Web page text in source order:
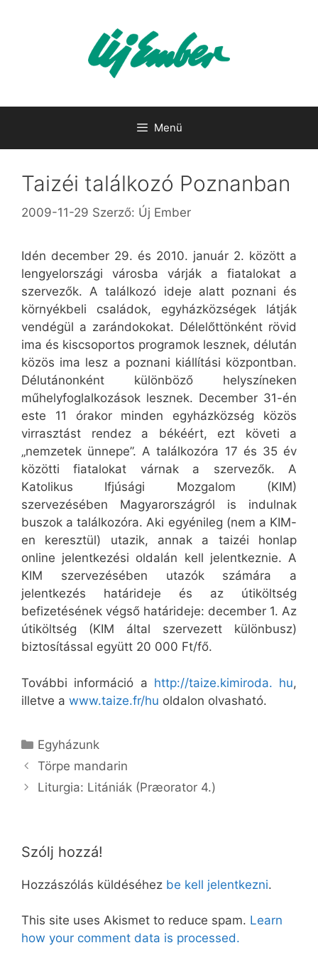
Menü
Taizéi találkozó Poznanban
2009-11-29 Szerző: Új Ember
Idén december 29. és 2010. január 2. között a
lengyelországi városba várják a fiatalokat a
szervezők. A találkozó ideje alatt poznani és
környékbeli családok, egyházközségek látják
vendégül a zarándokokat. Délelőttönként rövid
ima és kiscsoportos programok lesznek, délután
közös ima lesz a poznani kiállítási központban.
Délutánonként különböző helyszíneken
műhelyfoglalkozások lesznek. December 31-én
este 11 órakor minden egyházközség közös
virrasztást rendez a békéért, ezt követi a
„nemzetek ünnepe”. A találkozóra 17 és 35 év
közötti fiatalokat várnak a szervezők. A
Katolikus Ifjúsági Mozgalom (KIM)
szervezésében Magyarországról is indulnak
buszok a találkozóra. Aki egyénileg (nem a KIM-
en keresztül) utazik, annak a taizéi honlap
online jelentkezési oldalán kell jelentkeznie. A
KIM szervezésében utazók számára a
jelentkezés határideje és az útiköltség
befizetésének végső határideje: december 1. Az
útiköltség (KIM által szervezett különbusz)
biztosítással együtt 20 000 Ft/fő.
További információ a http://taize.kimiroda. hu,
illetve a www.taize.fr/hu oldalon olvasható.
Kategória
Egyházunk
Törpe mandarin
Liturgia: Litániák (Præorator 4.)
Szólj hozzá!
Hozzászólás küldéséhez be kell jelentkezni.
This site uses Akismet to reduce spam. Learn
how your comment data is processed.